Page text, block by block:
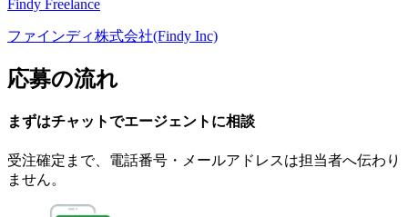
Findy Freelance
ファインディ株式会社(Findy Inc)
応募の流れ
まずはチャットでエージェント に相談
受注確定まで、 電話番号・メールアドレスは担当者へ伝わり
ません。